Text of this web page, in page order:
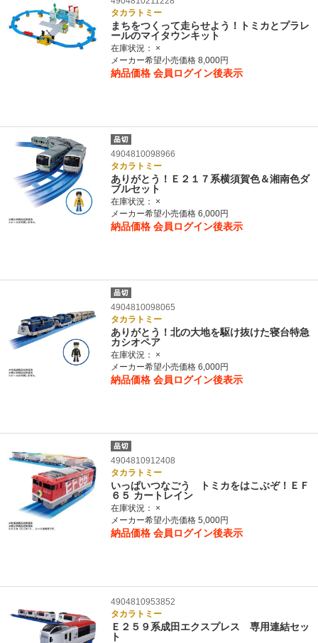
タカラトミー
まちをつくって走らせよう！トミカとプラレ
ールのマイタウンキット
在庫状況：
×
メーカー希望小売価格 8,000円
納品価格 会員ログイン後表示
4904810098966
タカラトミー
ありがとう！Ｅ２１７系横須賀色＆湘南色ダ
ブルセット
在庫状況：
×
メーカー希望小売価格 6,000円
納品価格 会員ログイン後表示
4904810098065
タカラトミー
ありがとう！北の大地を駆け抜けた寝台特急
カシオペア
在庫状況：
×
メーカー希望小売価格 6,000円
納品価格 会員ログイン後表示
4904810912408
タカラトミー
いっぱいつなごう トミカをはこぶぞ！ＥＦ
６５ カートレイン
在庫状況：
×
メーカー希望小売価格 5,000円
納品価格 会員ログイン後表示
4904810953852
タカラトミー
Ｅ２５９系成田エクスプレス 専用連結セッ
ト